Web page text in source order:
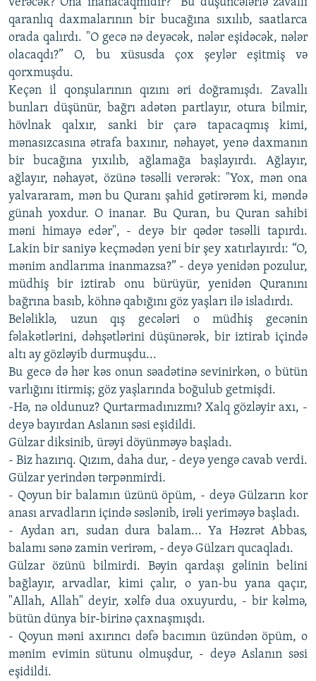
verəcək? Ona inanacaqmıdır?” Bu düşüncələrlə zavallı
qaranlıq daxmalarının bir bucağına sıxılıb, saatlarca
orada qalırdı. "O gecə nə deyəcək, nələr eşidəcək, nələr
olacaqdı?” O, bu xüsusda çox şeylər eşitmiş və
qorxmuşdu.
Keçən il qonşularının qızını əri doğramışdı. Zavallı
bunları düşünür, bağrı adətən partlayır, otura bilmir,
hövlnak qalxır, sanki bir çarə tapacaqmış kimi,
mənasızcasına ətrafa baxınır, nəhayət, yenə daxmanın
bir bucağına yıxılıb, ağlamağa başlayırdı. Ağlayır,
ağlayır, nəhayət, özünə təsəlli verərək: "Yox, mən ona
yalvararam, mən bu Quranı şahid gətirərəm ki, məndə
günah yoxdur. O inanar. Bu Quran, bu Quran sahibi
məni himayə edər", - deyə bir qədər təsəlli tapırdı.
Lakin bir saniyə keçmədən yeni bir şey xatırlayırdı: “O,
mənim andlarıma inanmazsa?” - deyə yenidən pozulur,
müdhiş bir iztirab onu bürüyür, yenidən Quranını
bağrına basıb, köhnə qabığını göz yaşları ilə isladırdı.
Beləliklə, uzun qış gecələri o müdhiş gecənin
fəlakətlərini, dəhşətlərini düşünərək, bir iztirab içində
altı ay gözləyib durmuşdu...
Bu gecə də hər kəs onun səadətinə sevinirkən, o bütün
varlığını itirmiş; göz yaşlarında boğulub getmişdi.
-Hə, nə oldunuz? Qurtarmadınızmı? Xalq gözləyir axı, -
deyə bayırdan Aslanın səsi eşidildi.
Gülzar diksinib, ürəyi döyünməyə başladı.
- Biz hazırıq. Qızım, daha dur, - deyə yengə cavab verdi.
Gülzar yerindən tərpənmirdi.
- Qoyun bir balamın üzünü öpüm, - deyə Gülzarın kor
anası arvadların içində səslənib, irəli yeriməyə başladı.
- Aydan arı, sudan dura balam... Ya Həzrət Abbas,
balamı sənə zamin verirəm, - deyə Gülzarı qucaqladı.
Gülzar özünü bilmirdi. Bəyin qardaşı gəlinin belini
bağlayır, arvadlar, kimi çalır, o yan-bu yana qaçır,
"Allah, Allah" deyir, xəlfə dua oxuyurdu, - bir kəlmə,
bütün dünya bir-birinə çaxnaşmışdı.
- Qoyun məni axırıncı dəfə bacımın üzündən öpüm, o
mənim evimin sütunu olmuşdur, - deyə Aslanın səsi
eşidildi.